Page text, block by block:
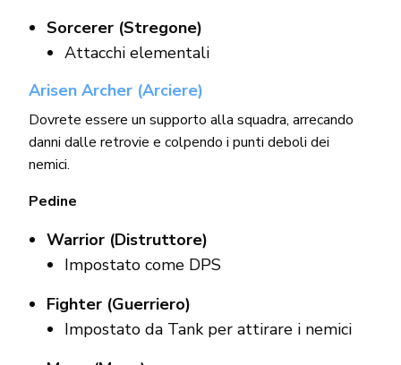
Sorcerer (Stregone)
Attacchi elementali
Arisen Archer (Arciere)
Dovrete essere un supporto alla squadra, arrecando
danni dalle retrovie e colpendo i punti deboli dei
nemici.
Pedine
Warrior (Distruttore)
Impostato come DPS
Fighter (Guerriero)
Impostato da Tank per attirare i nemici